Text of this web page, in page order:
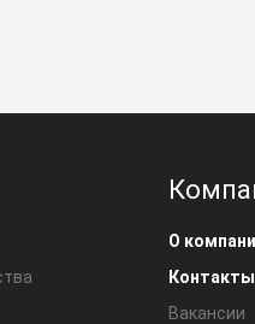
О
Контакты
Вакансии